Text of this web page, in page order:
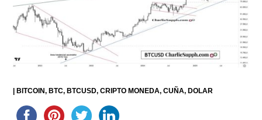
|BITCOIN BTC BTCUSD CRIPTO MONEDA CUÑA DOLAR